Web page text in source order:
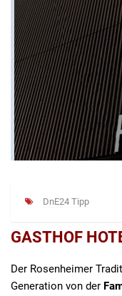
DnE24 Tipp
GASTHOF
Der Rosenheimer
Generation von der